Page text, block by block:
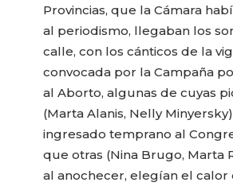
Provincias, que la Cámara
al periodismo, llegaban los
calle, con los cánticos de la
convocada por la Campaña
al Aborto, algunas de cuyas
(Marta Alanis, Nelly
ingresado temprano al
que otras (Nina Brugo, Marta
al anochecer, elegían el calor